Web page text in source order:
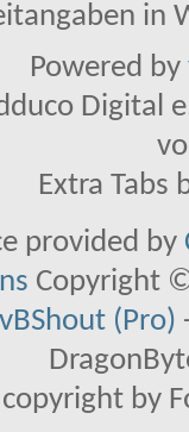
in
Powered by
Digital
Extra Tabs
provided by
Copyright
vBShout (Pro)
copyright by